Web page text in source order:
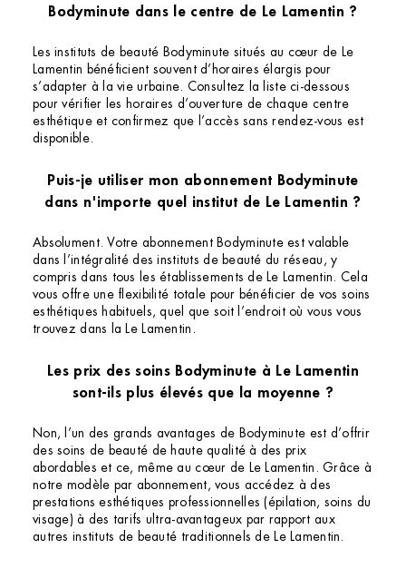
Bodyminute dans le centre de Le Lamentin ?
Les instituts de beauté Bodyminute situés au cœur de Le
Lamentin bénéficient souvent d’horaires élargis pour
s’adapter à la vie urbaine. Consultez la liste ci-dessous
pour vérifier les horaires d’ouverture de chaque centre
esthétique et confirmez que l’accès sans rendez-vous est
disponible.
Puis-je utiliser mon abonnement Bodyminute
dans n'importe quel institut de Le Lamentin ?
Absolument. Votre abonnement Bodyminute est valable
dans l’intégralité des instituts de beauté du réseau, y
compris dans tous les établissements de Le Lamentin. Cela
vous offre une flexibilité totale pour bénéficier de vos soins
esthétiques habituels, quel que soit l’endroit où vous vous
trouvez dans la Le Lamentin.
Les prix des soins Bodyminute à Le Lamentin
sont-ils plus élevés que la moyenne ?
Non, l’un des grands avantages de Bodyminute est d’offrir
des soins de beauté de haute qualité à des prix
abordables et ce, même au cœur de Le Lamentin. Grâce à
notre modèle par abonnement, vous accédez à des
prestations esthétiques professionnelles (épilation, soins du
visage) à des tarifs ultra-avantageux par rapport aux
autres instituts de beauté traditionnels de Le Lamentin.